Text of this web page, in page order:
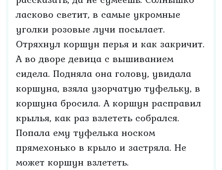
ласково светит, в самые укромные
уголки розовые лучи посылает.
Отряхнул коршун перья и как закричит.
А во дворе девица с вышиванием
сидела. Подняла она голову, увидала
коршуна, взяла узорчатую туфельку, в
коршуна бросила. А коршун расправил
крылья, как раз взлететь собрался.
Попала ему туфелька носком
прямехонько в крыло и застряла. Не
может коршун взлететь.